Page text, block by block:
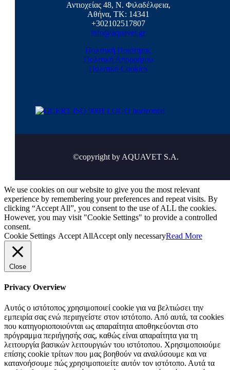
Αντιοχείας 48, Ν. Φιλαδέλφεια,
Αθήνα, ΤΚ: 14341
+302102517807
info@aquavet.gr
Πολιτική Ποιότητας
Πολιτική Απορρήτου
Πολιτική Cookies
©copyright by AQUAVET S.A.
We use cookies on our website to give you the most relevant
experience by remembering your preferences and repeat visits. By
clicking “Accept All”, you consent to the use of ALL the cookies.
However, you may visit "Cookie Settings" to provide a controlled
consent.
Cookie Settings Accept AllAccept only necessaryRead More
Close
Privacy Overview
Αυτός ο ιστότοπος χρησιμοποιεί cookie για να βελτιώσει την
εμπειρία σας ενώ περιηγείστε στον ιστότοπο. Από αυτά, τα cookies
που κατηγοριοποιούνται ως απαραίτητα αποθηκεύονται στο
πρόγραμμα περιήγησής σας, καθώς είναι απαραίτητα για τη
λειτουργία βασικών λειτουργιών του ιστότοπου. Χρησιμοποιούμε
επίσης cookie τρίτων που μας βοηθούν να αναλύσουμε και να
κατανοήσουμε πώς χρησιμοποιείτε αυτόν τον ιστότοπο. Αυτά τα